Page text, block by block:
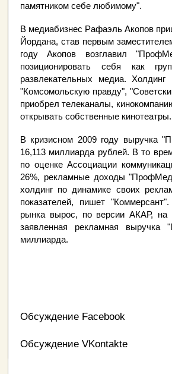
памятником себе любимому".
В медиабизнес Рафаэль Акопов
Йордана, став первым
году Акопов возглавил
позиционировать себя как
развлекательных медиа. Холдинг
"Комсомольскую правду",
приобрел телеканалы,
открывать собственные кинотеатры.
В кризисном 2009 году
16,113 миллиарда рублей. В то
по оценке Ассоциации
26%, рекламные доходы
холдинг по динамике своих
показателей, пишет
рынка вырос, по версии АКАР, на
заявленная рекламная
миллиарда.
Обсуждение Facebook
Обсуждение VKontakte